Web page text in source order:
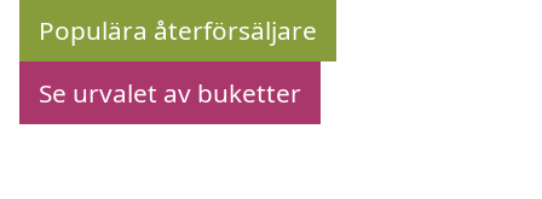
Populära återförsäljare
Se urvalet av buketter